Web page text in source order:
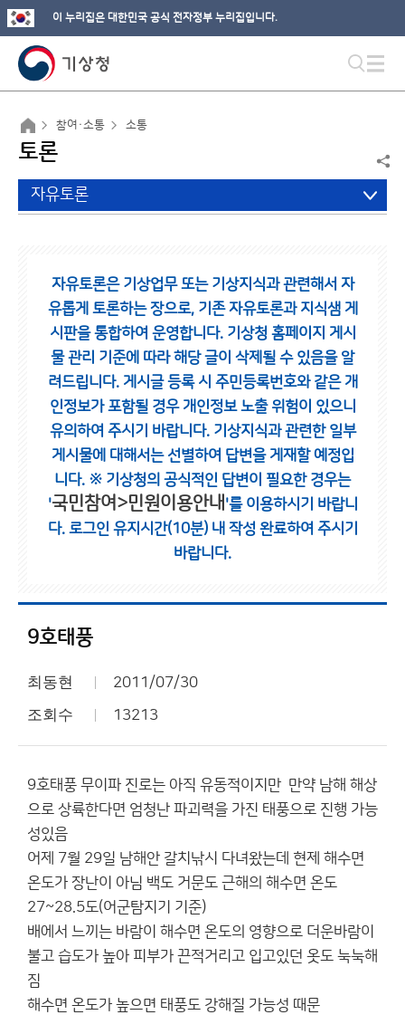
이 누리집은 대한민국 공식 전자정부 누리집입니다.
참여·소통 소통
토론
자유토론
자유토론은 기상업무 또는 기상지식과 관련해서 자
유롭게 토론하는 장으로, 기존 자유토론과 지식샘 게
시판을 통합하여 운영합니다. 기상청 홈페이지 게시
물 관리 기준에 따라 해당 글이 삭제될 수 있음을 알
려드립니다. 게시글 등록 시 주민등록번호와 같은 개
인정보가 포함될 경우 개인정보 노출 위험이 있으니
유의하여 주시기 바랍니다. 기상지식과 관련한 일부
게시물에 대해서는 선별하여 답변을 게재할 예정입
니다. ※ 기상청의 공식적인 답변이 필요한 경우는
'국민참여>민원이용안내 '를 이용하시기 바랍니
다. 로그인 유지시간(10분) 내 작성 완료하여 주시기
바랍니다.
9호태풍
최동현 2011/07/30
조회수 13213
9호태풍 무이파 진로는 아직 유동적이지만 만약 남해 해상
으로 상륙한다면 엄청난 파괴력을 가진 태풍으로 진행 가능
성있음
어제 7월 29일 남해안 갈치낚시 다녀왔는데 현제 해수면
온도가 장난이 아님 백도 거문도 근해의 해수면 온도
27~28.5도(어군탐지기 기준)
배에서 느끼는 바람이 해수면 온도의 영향으로 더운바람이
불고 습도가 높아 피부가 끈적거리고 입고있던 옷도 눅눅해
짐
해수면 온도가 높으면 태풍도 강해질 가능성 때문